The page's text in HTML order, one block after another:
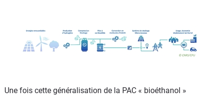
Une fois cette généralisation de la PAC « bioéthanol »